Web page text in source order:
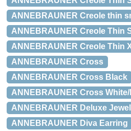
ANNEBRAUNER Creole thin
ANNEBRAUNER Creole Thin
ANNEBRAUNER Creole Thin
ANNEBRAUNER Cross
ANNEBRAUNER Cross Black
ANNEBRAUNER Cross
ANNEBRAUNER Deluxe
ANNEBRAUNER Diva Earring